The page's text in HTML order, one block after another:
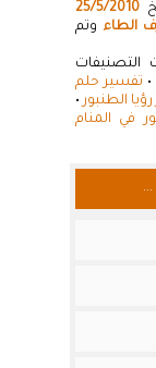
25/5/2010
الطاء وتم
• تفسير حلم
الطنبور•
في المنام